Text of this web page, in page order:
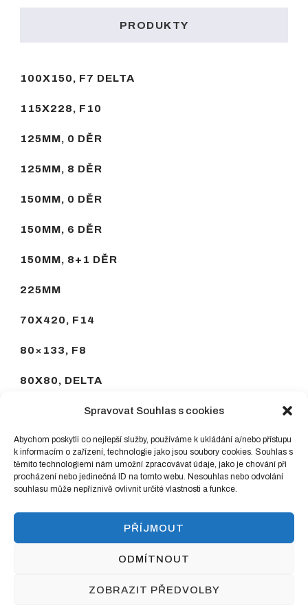
Spravovat Souhlas s cookies
Abychom poskytli co nejlepší služby, používáme k ukládání a/nebo přístupu
k informacím o zařízení, technologie jako jsou soubory cookies. Souhlas s
těmito technologiemi nám umožní zpracovávat údaje, jako je chování při
procházení nebo jedinečná ID na tomto webu. Nesouhlas nebo odvolání
souhlasu může nepříznivě ovlivnit určité vlastnosti a funkce.
PŘÍJMOUT
ODMÍTNOUT
ZOBRAZIT PŘEDVOLBY
PRODUKTY
100X150, F7 DELTA
115X228, F10
125MM, 0 DĚR
125MM, 8 DĚR
150MM, 0 DĚR
150MM, 6 DĚR
150MM, 8+1 DĚR
225MM
70X420, F14
80×133, F8
80X80, DELTA
90×90, F6-K DELTA
90X90, F6-T DELTA
93X190, F8
2023 BRUSIVO HALUZAFashion Lite |
Blossom Themes
.Podmínky ochrany osobních údajů